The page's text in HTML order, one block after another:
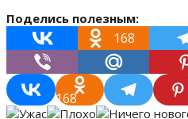
Поделись полезным:
168
168